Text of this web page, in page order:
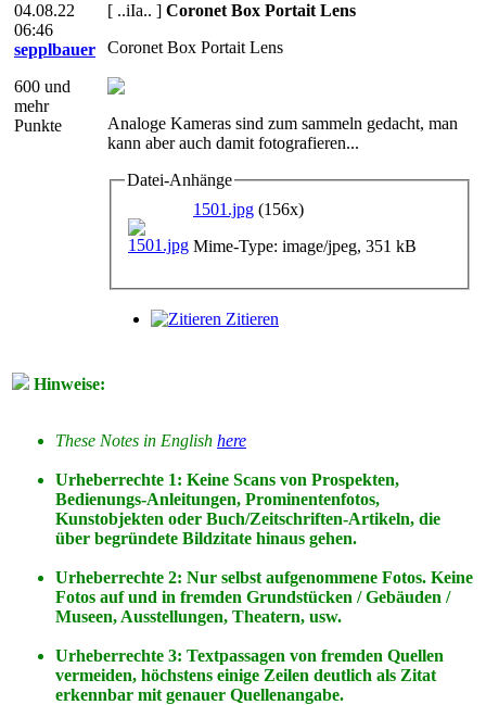
04.08.22
06:46
sepplbauer
600 und
mehr
Punkte
[ ..iIa.. ] Coronet Box Portait Lens
Coronet Box Portait Lens
Analoge Kameras sind zum sammeln gedacht, man
kann aber auch damit fotografieren...
Datei-Anhänge
1501.jpg (156x)
Mime-Type: image/jpeg, 351 kB
Zitieren
Hinweise:
These Notes in English here
Urheberrechte 1: Keine Scans von Prospekten,
Bedienungs-Anleitungen, Prominentenfotos,
Kunstobjekten oder Buch/Zeitschriften-Artikeln, die
über begründete Bildzitate hinaus gehen.
Urheberrechte 2: Nur selbst aufgenommene Fotos. Keine
Fotos aufund in fremden Grundstücken / Gebäuden /
Museen, Ausstellungen, Theatern, usw.
Urheberrechte 3: Textpassagen von fremden Quellen
vermeiden, höchstens einige Zeilen deutlich als Zitat
erkennbar mit genauer Quellenangabe.